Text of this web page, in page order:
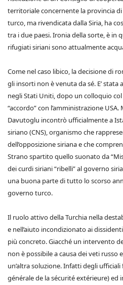
territoriale concernente la provincia
turco, ma rivendicata dalla Siria, ha
tra i due paesi. Ironia della sorte, è in
rifugiati siriani sono attualmente
Come nel caso libico, la decisione di
gli insorti non è venuta da sé. E’ stata
negli Stati Uniti, dopo un colloquio
“accordo” con l’amministrazione
Davutoglu incontrò ufficialmente a
siriano (CNS), organismo che
dell’opposizione siriana e che
Strano spartito quello suonato da
dei curdi siriani “ribelli” al governo
una buona parte di tutto lo scorso
governo turco.
Il ruolo attivo della Turchia nella
e nell’aiuto incondizionato ai
più concreto. Giacché un intervento
non è possibile a causa dei veti russo
un’altra soluzione. Infatti degli ufficiali
générale de la sécurité extérieure) ed